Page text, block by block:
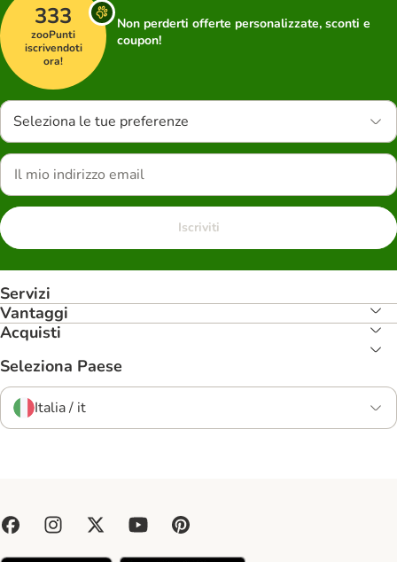
333
zooPunti
iscrivendoti
ora!
Non perderti offerte personalizzate, sconti e
coupon!
Seleziona le tue preferenze
Iscriviti
Servizi
Vantaggi
Acquisti
Seleziona Paese
Italia / it